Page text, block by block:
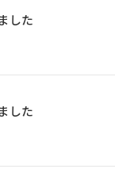
した
した